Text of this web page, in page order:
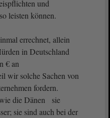
und
leisten können.
errechnet, allein
in Deutschland
€ an
wir solche Sachen von
fordern.
die Dänen sie
sie sind auch bei der